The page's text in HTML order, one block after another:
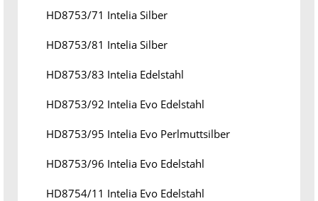
HD8753/71 Intelia Silber
HD8753/81 Intelia Silber
HD8753/83 Intelia Edelstahl
HD8753/92 Intelia Evo Edelstahl
HD8753/95 Intelia Evo Perlmuttsilber
HD8753/96 Intelia Evo Edelstahl
HD8754/11 Intelia Evo Edelstahl